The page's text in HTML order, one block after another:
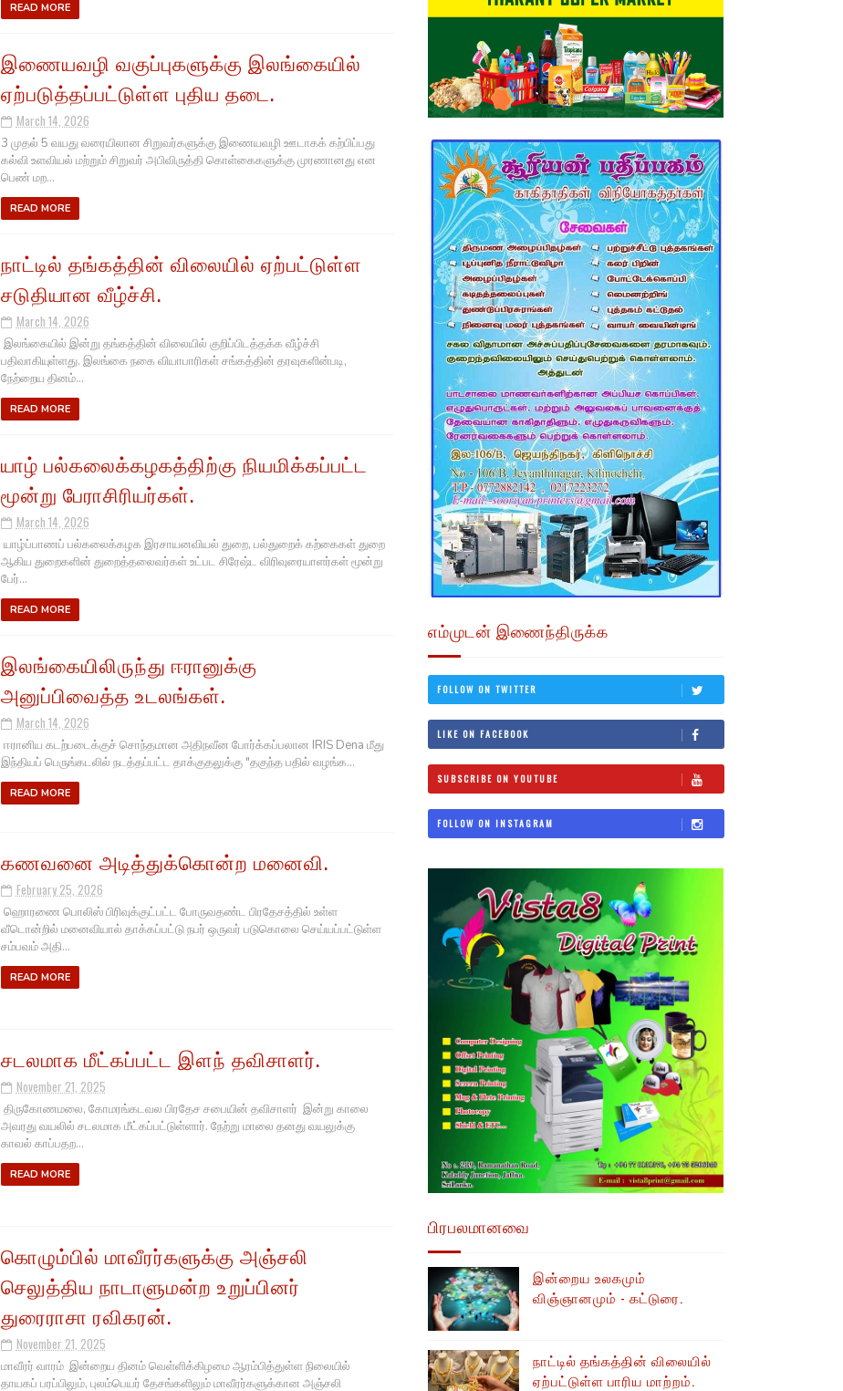
READ MORE
இணையவழி வகுப்புகளுக்கு இலங்கையில்
ஏற்படுத்தப்பட்டுள்ள புதிய தடை.
March 14, 2026
3 முதல் 5 வயது வரையிலான சிறுவர்களுக்கு இணையவழி ஊடாகக் கற்பிப்பது
கல்வி உளவியல் மற்றும் சிறுவர் அபிவிருத்தி கொள்கைகளுக்கு முரணானது என
பெண் மற...
READ MORE
நாட்டில் தங்கத்தின் விலையில் ஏற்பட்டுள்ள
சடுதியான வீழ்ச்சி.
March 14, 2026
இலங்கையில் இன்று தங்கத்தின் விலையில் குறிப்பிடத்தக்க வீழ்ச்சி
பதிவாகியுள்ளது. இலங்கை நகை வியாபாரிகள் சங்கத்தின் தரவுகளின்படி,
நேற்றைய தினம்...
READ MORE
யாழ் பல்கலைக்கழகத்திற்கு நியமிக்கப்பட்ட
மூன்று பேராசிரியர்கள்.
March 14, 2026
யாழ்ப்பாணப் பல்கலைக்கழக இரசாயனவியல் துறை, பல்துறைக் கற்கைகள் துறை
ஆகிய துறைகளின் துறைத்தலைவர்கள் உட்பட சிரேஷ்ட விரிவுரையாளர்கள் மூன்று
பேர்...
READ MORE
இலங்கையிலிருந்து ஈரானுக்கு
அனுப்பிவைத்த உடலங்கள்.
March 14, 2026
ஈரானிய கடற்படைக்குச் சொந்தமான அதிநவீன போர்க்கப்பலான IRIS Dena மீது
இந்தியப் பெருங்கடலில் நடத்தப்பட்ட தாக்குதலுக்கு "தகுந்த பதில் வழங்க...
READ MORE
கணவனை அடித்துக்கொன்ற மனைவி.
February 25, 2026
ஹொரணை பொலிஸ் பிரிவுக்குட்பட்ட போருவதண்ட பிரதேசத்தில் உள்ள
வீடொன்றில் மனைவியால் தாக்கப்பட்டு நபர் ஒருவர் படுகொலை செய்யப்பட்டுள்ள
சம்பவம் அதி...
READ MORE
சடலமாக மீட்கப்பட்ட இளந் தவிசாளர்.
November 21, 2025
திருகோணமலை, கோமரங்கடவல பிரதேச சபையின் தவிசாளர் இன்று காலை
அவரது வயலில் சடலமாக மீட்கப்பட்டுள்ளார்.​ நேற்று மாலை தனது வயலுக்கு
காவல் காப்பதற...
READ MORE
கொழும்பில் மாவீரர்களுக்கு அஞ்சலி
செலுத்திய நாடாளுமன்ற உறுப்பினர்
துரைராசா ரவிகரன்.
November 21, 2025
மாவீரர் வாரம் இன்றைய தினம் வெள்ளிக்கிழமை ஆரம்பித்துள்ள நிலையில்
தாயகப் பரப்பிலும், புலம்பெயர் தேசங்களிலும் மாவீரர்களுக்கான அஞ்சலி
எம்முடன் இணைந்திருக்க
FOLLOW ON TWITTER
LIKE ON FACEBOOK
SUBSCRIBE ON YOUTUBE
FOLLOW ON INSTAGRAM
பிரபலமானவை
இன்றைய உலகமும்
விஞ்ஞானமும் - கட்டுரை.
நாட்டில் தங்கத்தின் விலையில்
ஏற்பட்டுள்ள பாரிய மாற்றம்.